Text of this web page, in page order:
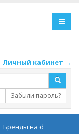
Личный кабинет →
Забыли пароль?
Бренды на d